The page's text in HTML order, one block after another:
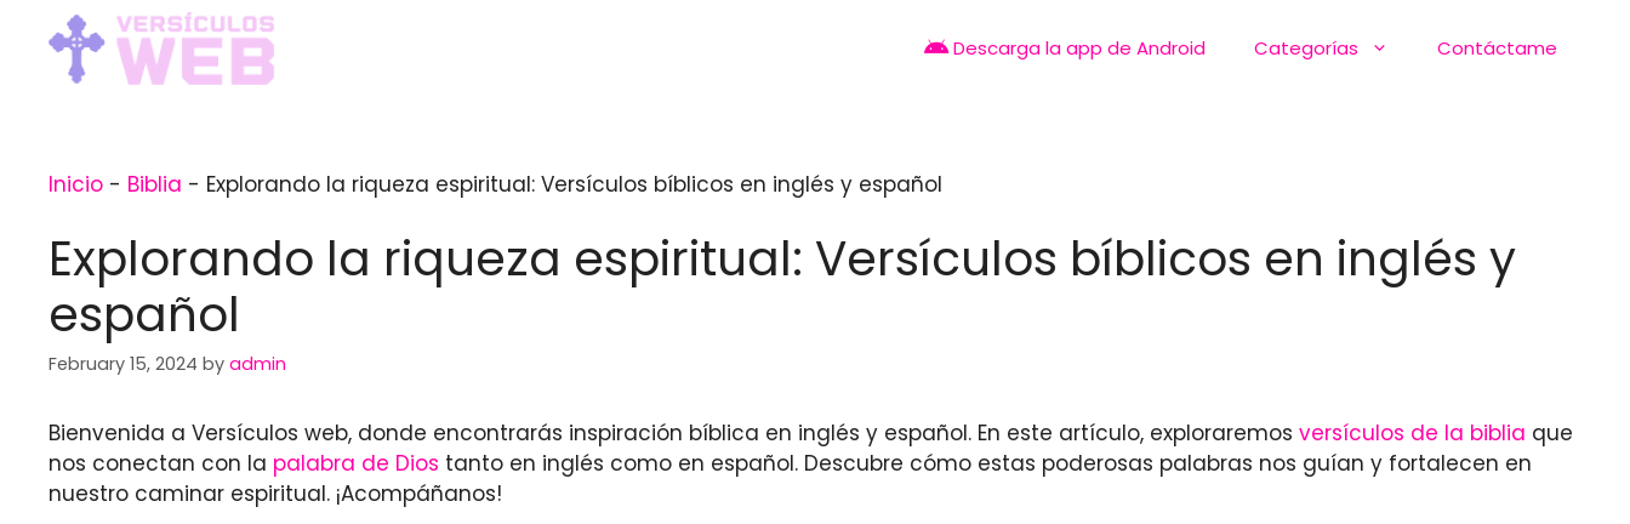
content
Descarga la app de Android Categorías Contáctame
Inicio - Biblia - Explorando la riqueza espiritual: Versículos bíblicos en inglés y español
Explorando la riqueza espiritual: Versículos bíblicos en inglés y
español
February 15, 2024 by admin
Bienvenida a Versículos web, donde encontrarás inspiración bíblica en inglés y español. En este artículo, exploraremos versículos de la biblia que
nos conectan con la palabra de Dios tanto en inglés como en español. Descubre cómo estas poderosas palabras nos guían y fortalecen en
nuestro caminar espiritual. ¡Acompáñanos!